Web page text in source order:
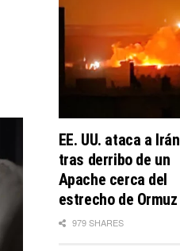
EE. UU. ataca a Irán
tras derribo de un
Apache cerca del
estrecho de Ormuz
979 SHARES